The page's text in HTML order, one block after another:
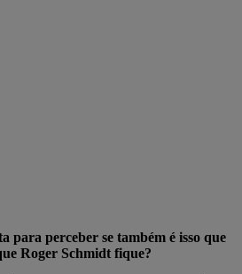
para perceber se também é isso que
Roger Schmidt fique?